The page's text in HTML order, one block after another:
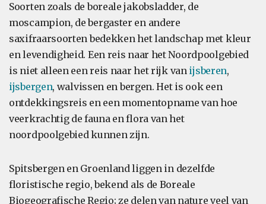
Soorten zoals de boreale jakobsladder, de
moscampion, de bergaster en andere
saxifraarsoorten bedekken het landschap met kleur
en levendigheid. Een reis naar het Noordpoolgebied
is niet alleen een reis naar het rijk van ijsberen,
ijsbergen, walvissen en bergen. Het is ook een
ontdekkingsreis en een momentopname van hoe
veerkrachtig de fauna en flora van het
noordpoolgebied kunnen zijn.
Spitsbergen en Groenland liggen in dezelfde
floristische regio, bekend als de Boreale
Biogeografische Regio; ze delen van nature veel van